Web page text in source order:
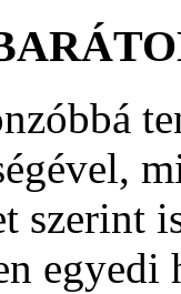
szerint
egyedi